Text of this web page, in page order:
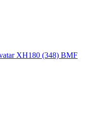
XH180 (348) BMF